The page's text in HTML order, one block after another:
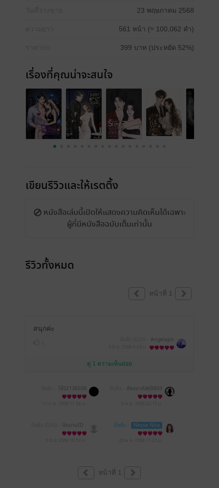
23 พฤษภาคม 2568
561 หน้า (≈ 100,062 คำ)
399 บาท (ประหยัด 52%)
เรื่องที่คุณน่าจะสนใจ
เขียนรีวิวและให้เรตติ้ง
หนังสือเล่มนี้เปิดให้แสดงความคิดเห็นได้เฉพาะ
ผู้ที่มีหนังสือฉบับเต็มเท่านั้น
รีวิวทั้งหมด
หน้าที่ 1
สนุกค่ะ
Angelajin
ดู 1 ความเห็นย่อย
โอ๋52136508 อัจฉราภัสร์8809
นิรนามID :
rrradIT641
มีแล้ว - Nessa Nita
หน้าที่ 1